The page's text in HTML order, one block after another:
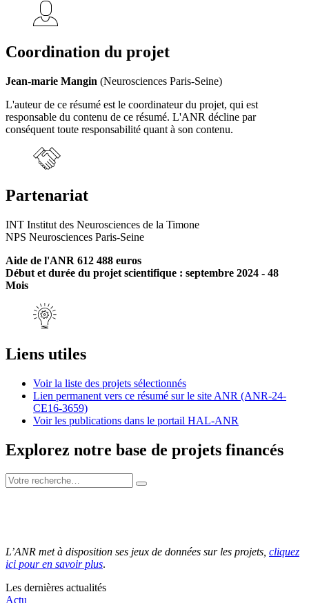
Coordination du projet
Jean-marie Mangin (Neurosciences Paris-Seine)
L'auteur de ce résumé est le coordinateur du projet, qui est
responsable du contenu de ce résumé. L'ANR décline par
conséquent toute responsabilité quant à son contenu.
Partenariat
INT Institut des Neurosciences de la Timone
NPS Neurosciences Paris-Seine
Aide de l'ANR 612 488 euros
Début et durée du projet scientifique : septembre 2024 - 48
Mois
Liens utiles
Voir la liste des projets sélectionnés
Lien permanent vers ce résumé sur le site ANR (ANR-24-
CE16-3659)
Voir les publications dans le portail HAL-ANR
Explorez notre base de projets financés
L’ANR met à disposition ses jeux de données sur les projets, cliquez
ici pour en savoir plus.
Les dernières actualités
Actu